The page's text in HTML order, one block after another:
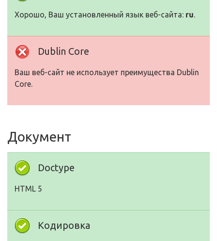
Хорошо, Ваш установленный язык веб-сайта: ru.
Dublin Core
Ваш веб-сайт не использует преимущества Dublin
Core.
Документ
Doctype
HTML 5
Кодировка